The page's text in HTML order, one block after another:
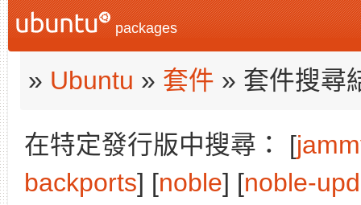
packages
» Ubuntu » 套件 » 套件搜尋
在特定發行版中搜尋： [
backports] [noble] [noble-